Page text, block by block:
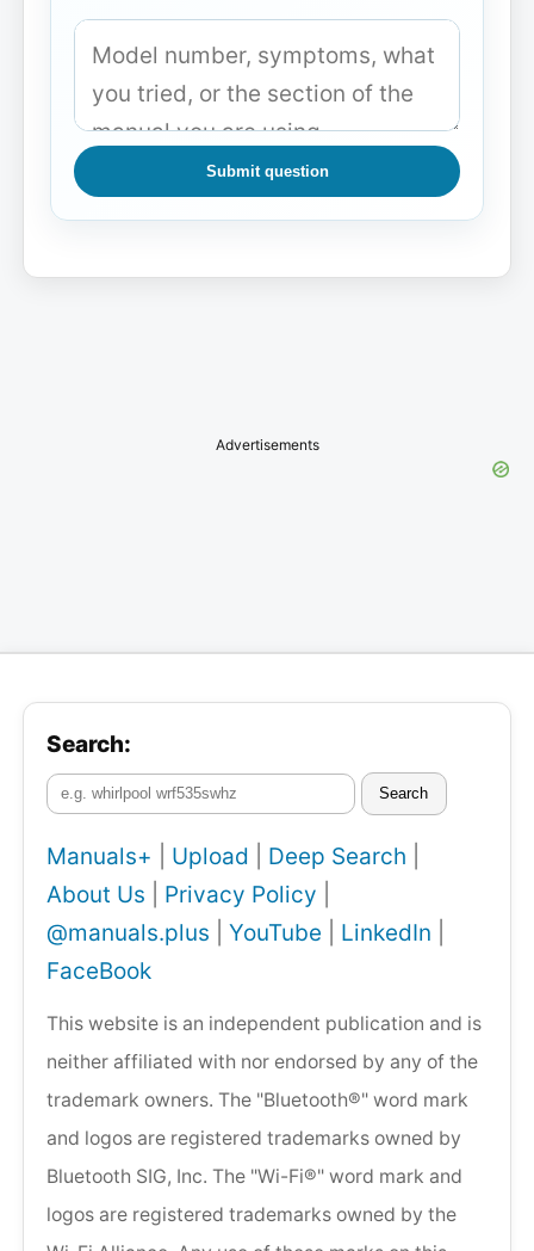
Submit question
Advertisements
Search:
Search
Manuals+ Upload Deep Search
About Us
Privacy Policy
@manuals.plus
YouTube LinkedIn
FaceBook
This website is an independent publication and is
neither affiliated with nor endorsed by any of the
trademark owners. The "Bluetooth®" word mark
and logos are registered trademarks owned by
Bluetooth SIG, Inc. The "Wi-Fi®" word mark and
logos are registered trademarks owned by the